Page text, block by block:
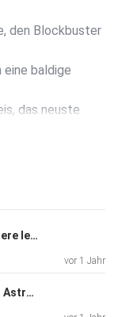
den Blockbuster
baldige
das neuste
unserer
- Geheimtipps
& Updates für
Ultimate?
Der Nintendo-Podcast #250: Unsere letzte Folge - danke für sechs tolle Jahre!
vor 1 Jahr
Der Nintendo-Podcast #249: Von Astro Bot über Mario Party bis Zelda - zwei Brotatos am Schnacken!